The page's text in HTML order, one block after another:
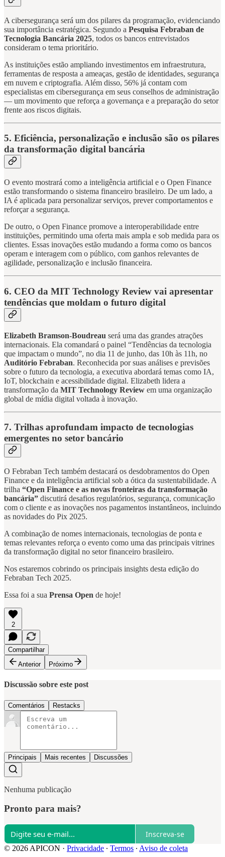
A cibersegurança será um dos pilares da programação, evidenciando
sua importância estratégica. Segundo a Pesquisa Febraban de
Tecnologia Bancária 2025, todos os bancos entrevistados
consideram o tema prioritário.
As instituições estão ampliando investimentos em infraestrutura,
ferramentas de resposta a ameaças, gestão de identidades, segurança
em nuvem e criptografia. Além disso, 56% já contam com
especialistas em cibersegurança em seus conselhos de administração
— um movimento que reforça a governança e a preparação do setor
frente aos riscos digitais.
5. Eficiência, personalização e inclusão são os pilares
da transformação digital bancária
O evento mostrará como a inteligência artificial e o Open Finance
estão transformando o sistema financeiro brasileiro. De um lado, a
IA é aplicada para personalizar serviços, prever comportamentos e
reforçar a segurança.
De outro, o Open Finance promove a interoperabilidade entre
instituições, permitindo uma oferta mais ampla e sob medida para os
clientes. Essas inovações estão mudando a forma como os bancos
operam e interagem com o público, com ganhos relevantes de
agilidade, personalização e inclusão financeira.
6. CEO da MIT Technology Review vai apresentar
tendências que moldam o futuro digital
Elizabeth Bramson-Boudreau será uma das grandes atrações
internacionais. Ela comandará o painel “Tendências da tecnologia
que impactam o mundo”, no dia 11 de junho, das 10h às 11h, no
Auditório Febraban. Reconhecida por suas análises e previsões
sobre o futuro da tecnologia, a executiva abordará temas como IA,
IoT, blockchain e acessibilidade digital. Elizabeth lidera a
transformação da MIT Technology Review em uma organização
global de mídia digital voltada à inovação.
7. Trilhas aprofundam impacto de tecnologias
emergentes no setor bancário
O Febraban Tech também destacará os desdobramentos do Open
Finance e da inteligência artificial sob a ótica da sustentabilidade. A
trilha “Open Finance e as novas fronteiras da transformação
bancária” discutirá desafios regulatórios, segurança, comunicação
com o cliente e as inovações nos pagamentos instantâneos, incluindo
as novidades do Pix 2025.
A combinação de nomes internacionais, tecnologias de ponta e
temas relevantes reforça o evento como uma das principais vitrines
da transformação digital no setor financeiro brasileiro.
Nos estaremos cobrindo os principais insights desta edição do
Febraban Tech 2025.
Essa foi a sua Prensa Open de hoje!
2
Compartilhar
Anterior
Próximo
Discussão sobre este post
Comentários Restacks
Principais Mais recentes Discussões
Nenhuma publicação
Pronto para mais?
Inscreva-se
© 2026 APICON · Privacidade ∙ Termos ∙ Aviso de coleta